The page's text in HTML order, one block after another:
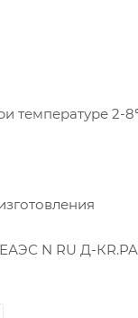
температуре 2-
ЕАЭС N RU Д-